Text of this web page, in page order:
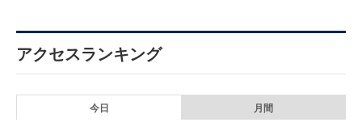
アクセスランキング
今日 月間